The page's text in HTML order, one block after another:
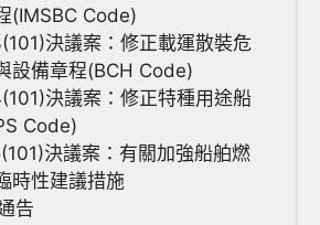
(IMSBC Code)
決議案：修正載運散裝危
設備章程(BCH Code)
決議案：修正特種用途船
Code)
決議案：有關加強船舶燃
時性建議措施
告